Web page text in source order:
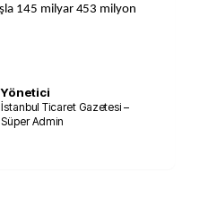
145 milyar 453 milyon
Yönetici
İstanbul Ticaret Gazetesi –
Süper Admin